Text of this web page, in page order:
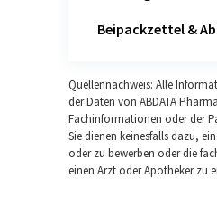
Beipackzettel &
Quellennachweis: Alle
der Daten von ABDATA
Fachinformationen oder der
Sie dienen keinesfalls dazu,
oder zu bewerben oder die
einen Arzt oder Apotheker zu